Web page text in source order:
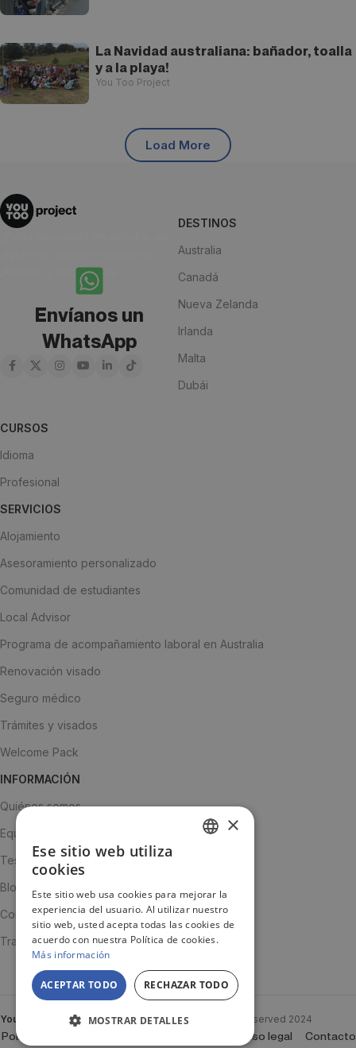
La Navidad australiana: bañador, toalla
y a la playa!
You Too Project
Load More
¡Anímate y escríbenos!
Envíanos un
WhatsApp
DESTINOS
Australia
Canadá
Nueva Zelanda
Irlanda
Malta
Dubái
CURSOS
Idioma
Profesional
SERVICIOS
Alojamiento
Asesoramiento personalizado
Comunidad de estudiantes
Local Advisor
Programa de acompañamiento laboral en Australia
Renovación visado
Seguro médico
Trámites y visados
Welcome Pack
INFORMACIÓN
Quiénes somos
Equipo
Testimonios
Blog
Contacto
Trabaja con nosotros
YouTooProjectCreated ByYouTooProject All rights reserved 2024
Política de Cookies Aviso legal Contacto
JA
×
Ese sitio web utiliza
cookies
Este sitio web usa cookies para mejorar la
experiencia del usuario. Al utilizar nuestro
sitio web, usted acepta todas las cookies de
acuerdo con nuestra Política de cookies.
Más información
ACEPTAR TODO RECHAZAR TODO
MOSTRAR DETALLES